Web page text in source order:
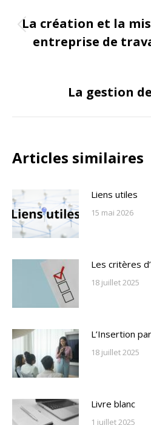
de
La création et la
entreprise de
La gestion
Articles similaires
Liens utiles
15 mai 2026
Les critères
18 juillet 2025
L’Insertion
18 juillet 2025
Livre blanc
1 juillet 2025